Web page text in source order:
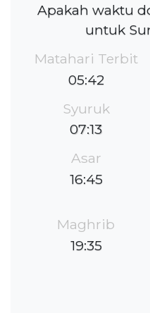
Apakah waktu
untuk
Matahari Terbit
05:42
Syuruk
07:13
Asar
16:45
Maghrib
19:35